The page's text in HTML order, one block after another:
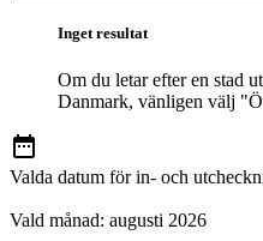
Inget resultat
Om du letar efter en stad
Danmark, vänligen välj
Valda datum för in- och
Vald månad: augusti 2026